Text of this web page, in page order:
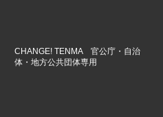
CHANGE! TENMA 官公庁・自治
体・地方公共団体専用